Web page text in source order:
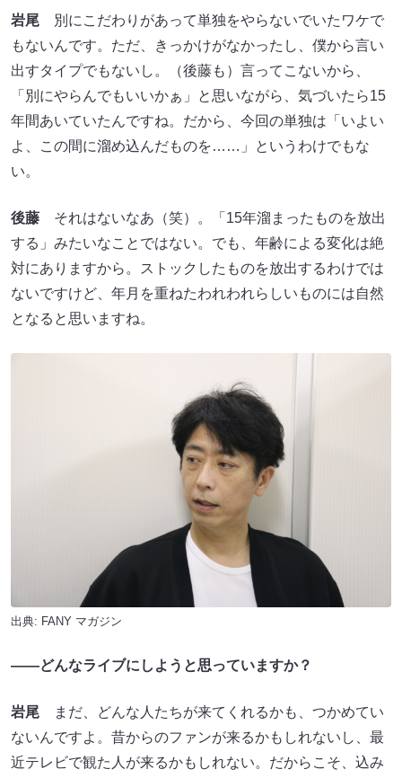
岩尾 別にこだわりがあって単独をやらないでいたワケで
もないんです。ただ、きっかけがなかったし、僕から言い
出すタイプでもないし。（後藤も）言ってこないから、
「別にやらんでもいいかぁ」と思いながら、気づいたら15
年間あいていたんですね。だから、今回の単独は「いよい
よ、この間に溜め込んだものを……」というわけでもな
い。
後藤 それはないなあ（笑）。「15年溜まったものを放出
する」みたいなことではない。でも、年齢による変化は絶
対にありますから。ストックしたものを放出するわけでは
ないですけど、年月を重ねたわれわれらしいものには自然
となると思いますね。
出典: FANY マガジン
――どんなライブにしようと思っていますか？
岩尾 まだ、どんな人たちが来てくれるかも、つかめてい
ないんですよ。昔からのファンが来るかもしれないし、最
近テレビで観た人が来るかもしれない。だからこそ、込み